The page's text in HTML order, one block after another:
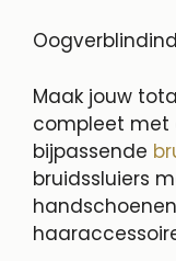
Maak jouw
compleet met
bijpassende
bruidssluiers